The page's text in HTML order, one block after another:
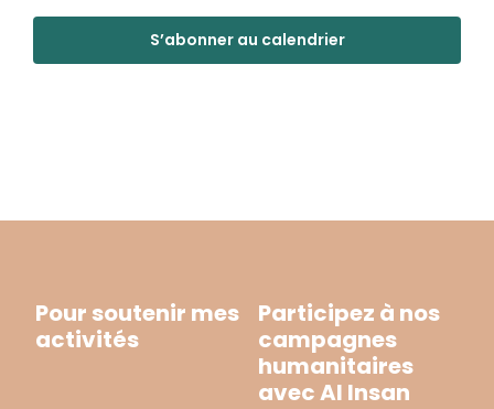
S’abonner au calendrier
Participez à nos
campagnes
humanitaires
avec Al Insan
Pour soutenir mes
activités